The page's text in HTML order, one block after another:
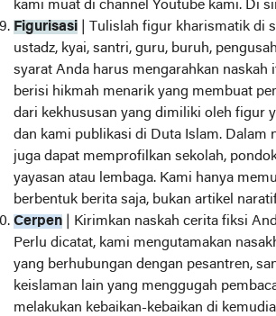
kami muat di channel Youtube kami. Di
Figurisasi | Tulislah figur kharismatik di
ustadz, kyai, santri, guru, buruh,
syarat Anda harus mengarahkan naskah
berisi hikmah menarik yang membuat
dari kekhususan yang dimiliki oleh figur
dan kami publikasi di Duta Islam. Dalam
juga dapat memprofilkan sekolah,
yayasan atau lembaga. Kami hanya
berbentuk berita saja, bukan artikel
Cerpen | Kirimkan naskah cerita fiksi
Perlu dicatat, kami mengutamakan
yang berhubungan dengan pesantren,
keislaman lain yang menggugah
melakukan kebaikan-kebaikan di